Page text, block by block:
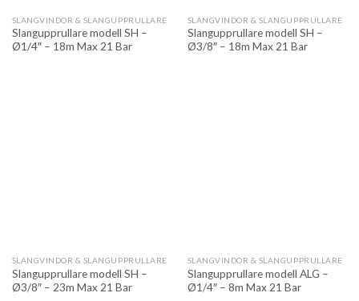
SLANGVINDOR & SLANGUPPRULLARE
Slangupprullare modell SH –
Ø1/4″ – 18m Max 21 Bar
SLANGVINDOR & SLANGUPPRULLARE
Slangupprullare modell SH –
Ø3/8″ – 18m Max 21 Bar
SLANGVINDOR & SLANGUPPRULLARE
Slangupprullare modell SH –
Ø3/8″ – 23m Max 21 Bar
SLANGVINDOR & SLANGUPPRULLARE
Slangupprullare modell ALG –
Ø1/4″ – 8m Max 21 Bar